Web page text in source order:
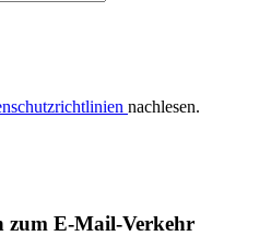
nachlesen.
zum E-Mail-Verkehr